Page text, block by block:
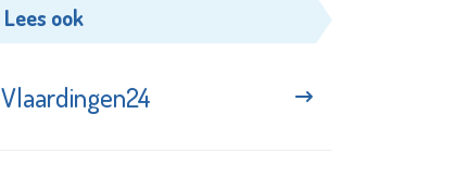
Lees ook
Vlaardingen24